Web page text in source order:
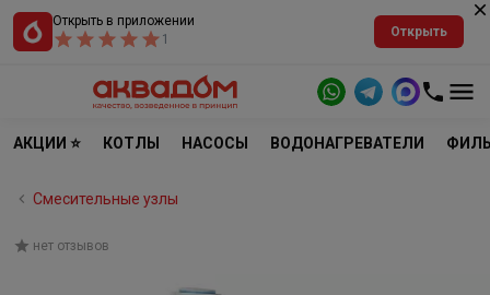
Открыть в приложении
1
Открыть
АКЦИИ ⭐ КОТЛЫ НАСОСЫ ВОДОНАГРЕВАТЕЛИ
Смесительные узлы
нет отзывов